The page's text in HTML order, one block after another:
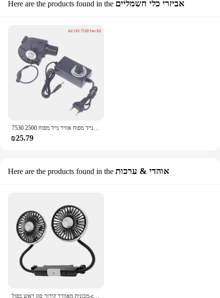
Here are the products found in the אביזרי כלי חשמליים
7530 מריחה מתכת נייד מפוח אוויר נייד מפוח 2500r צנטריפוגלי אוויר קריר יותר מאוורר bbq
₪25.79
Here are the products found in the אוהדי & ערכות
מכונית מאוורר קירור סוג ראש כפול-c usb מאוורר מכונית 3 מהירויות מתכוונן אוטומטי מאוורר אוויר קריר עם אורות LED